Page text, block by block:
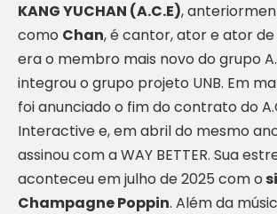
KANG YUCHAN (A.C.E),
como Chan, é cantor, ator e ator de
era o membro mais novo do grupo
integrou o grupo projeto UNB. Em
foi anunciado o fim do contrato do
Interactive e, em abril do mesmo
assinou com a WAY BETTER. Sua
aconteceu em julho de 2025 com o
Champagne Poppin. Além da